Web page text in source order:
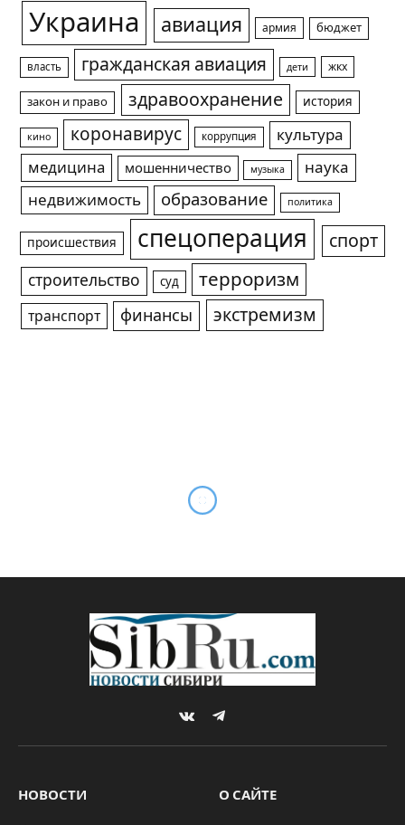
Украина авиация армия бюджет
власть гражданская авиация дети жкх
закон и право здравоохранение история
кино коронавирус коррупция
культура
медицина
мошенничество музыка
наука
недвижимость
образование политика
происшествия спецоперация спорт
строительство суд терроризм
транспорт финансы экстремизм
ОСАГО в новом году?
12.01.2024 *ГЛАВНОЕ
Комментариев нет
3 Mins Read